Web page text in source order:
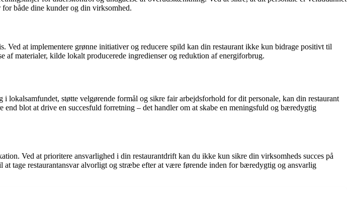
både dine kunder og din virksomhed.
at implementere grønne initiativer og reducere spild kan din restaurant ikke kun bidrage positivt til
af materialer, kilde lokalt producerede ingredienser og reduktion af energiforbrug.
lokalsamfundet, støtte velgørende formål og sikre fair arbejdsforhold for dit personale, kan din restaurant
blot at drive en succesfuld forretning – det handler om at skabe en meningsfuld og bæredygtig
Ved at prioritere ansvarlighed i din restaurantdrift kan du ikke kun sikre din virksomheds succes på
tage restaurantansvar alvorligt og stræbe efter at være førende inden for bæredygtig og ansvarlig